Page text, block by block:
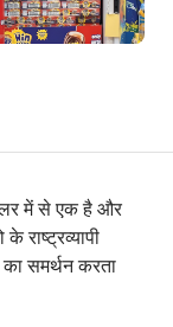
में से एक है और
समर्थन करता